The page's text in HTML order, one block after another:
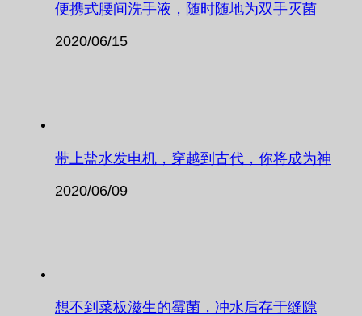
便携式腰间洗手液，随时随地为双手灭菌
2020/06/15
带上盐水发电机，穿越到古代，你将成为神
2020/06/09
想不到菜板滋生的霉菌，冲水后存于缝隙